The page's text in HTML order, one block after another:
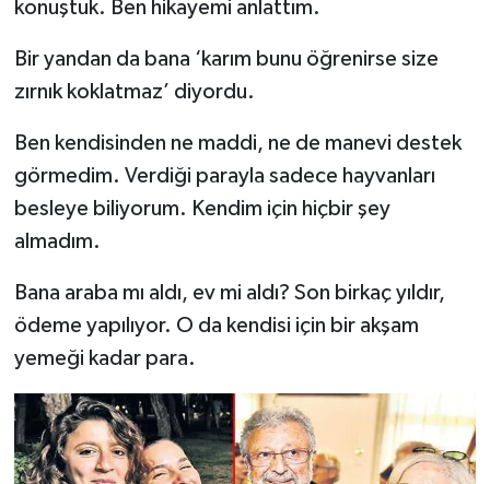
konuştuk. Ben hikayemi anlattım.
Bir yandan da bana ‘karım bunu öğrenirse size
zırnık koklatmaz’ diyordu.
Ben kendisinden ne maddi, ne de manevi destek
görmedim. Verdiği parayla sadece hayvanları
besleye biliyorum. Kendim için hiçbir şey
almadım.
Bana araba mı aldı, ev mi aldı? Son birkaç yıldır,
ödeme yapılıyor. O da kendisi için bir akşam
yemeği kadar para.